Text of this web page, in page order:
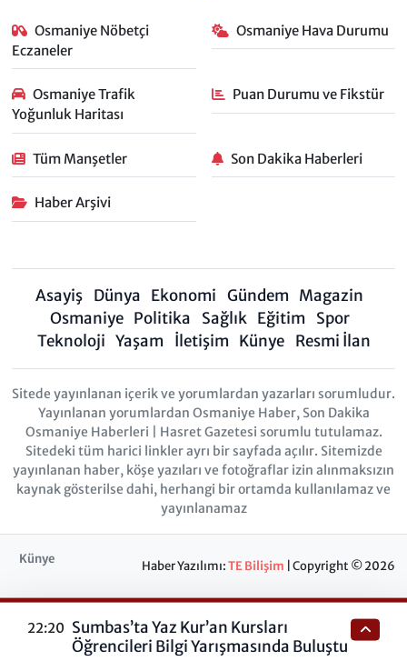
Osmaniye Nöbetçi
Eczaneler
Osmaniye Hava Durumu
Osmaniye Trafik
Yoğunluk Haritası
Puan Durumu ve Fikstür
Tüm Manşetler Son Dakika Haberleri
Haber Arşivi
Asayiş Dünya Ekonomi Gündem Magazin
Osmaniye Politika Sağlık Eğitim
Spor
Teknoloji Yaşam İletişim Künye Resmi İlan
Sitede yayınlanan içerik ve yorumlardan yazarları sorumludur.
Yayınlanan yorumlardan Osmaniye Haber, Son Dakika
Osmaniye Haberleri | Hasret Gazetesi sorumlu tutulamaz.
Sitedeki tüm harici linkler ayrı bir sayfada açılır. Sitemizde
yayınlanan haber, köşe yazıları ve fotoğraflar izin alınmaksızın
kaynak gösterilse dahi, herhangi bir ortamda kullanılamaz ve
yayınlanamaz
Künye Haber Yazılımı:TE Bilişim | Copyright © 2026
22:20 Sumbas’ta Yaz Kur’an Kursları
Öğrencileri Bilgi Yarışmasında Buluştu